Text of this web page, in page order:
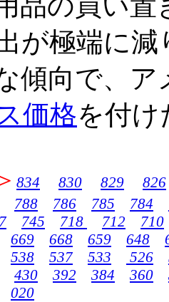
が極端に
傾向で、
価格を付
834 830 829
826
788 786 785 784
745 718 712
710
669 668 659 648
538 537 533 526
430 392 384 360
020